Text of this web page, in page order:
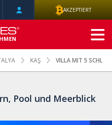
KAŞ VILLA MIT 5
Pool und Meerblick
AKZEPTIERT